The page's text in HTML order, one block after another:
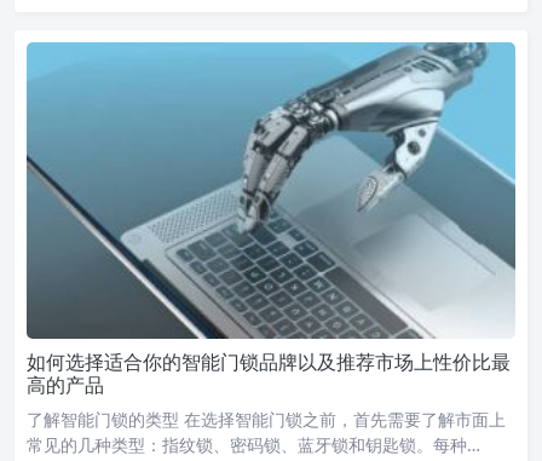
如何选择适合你的智能门锁品牌以及推荐市场上性价比最
高的产品
了解智能门锁的类型 在选择智能门锁之前，首先需要了解市面上
常见的几种类型：指纹锁、密码锁、蓝牙锁和钥匙锁。每种…